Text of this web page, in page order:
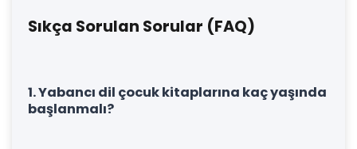
Sıkça Sorulan Sorular (FAQ)
1. Yabancı dil çocuk kitaplarına kaç yaşında
başlanmalı?